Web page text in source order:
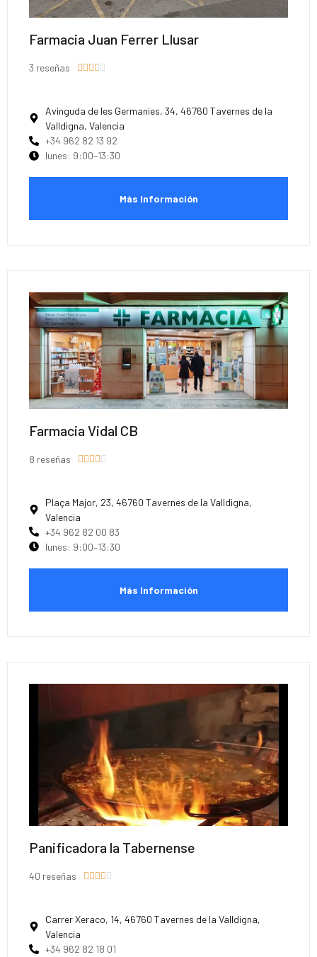
Farmacia Juan Ferrer Llusar
3 reseñas     
Avinguda de les Germanies, 34, 46760 Tavernes de la
Valldigna, Valencia
+34 962 82 13 92
lunes: 9:00–13:30
Más Información
Farmacia Vidal CB
8 reseñas     
Plaça Major, 23, 46760 Tavernes de la Valldigna,
Valencia
+34 962 82 00 83
lunes: 9:00–13:30
Más Información
Panificadora la Tabernense
40 reseñas     
Carrer Xeraco, 14, 46760 Tavernes de la Valldigna,
Valencia
+34 962 82 18 01